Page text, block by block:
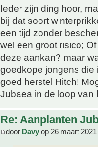
Ieder zijn ding hoor,
bij dat soort
een tijd zonder
wel een groot risico;
deze aankan? maar
goedkope jongens die
goed herstel Hitch!
Jubaea in de loop van
Re: Aanplanten
door Davy op 26 maart